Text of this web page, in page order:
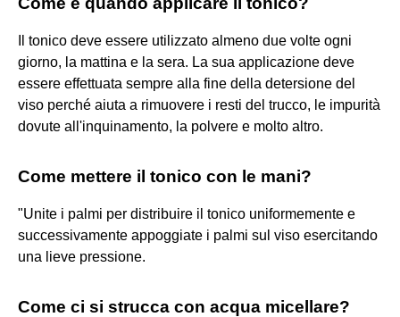
Il tonico deve essere utilizzato almeno due volte ogni
giorno, la mattina e la sera. La sua applicazione deve
essere effettuata sempre alla fine della detersione del
viso perché aiuta a rimuovere i resti del trucco, le impurità
dovute all'inquinamento, la polvere e molto altro.
Come mettere il tonico con le mani?
"Unite i palmi per distribuire il tonico uniformemente e
successivamente appoggiate i palmi sul viso esercitando
una lieve pressione.
Come ci si strucca con acqua micellare?